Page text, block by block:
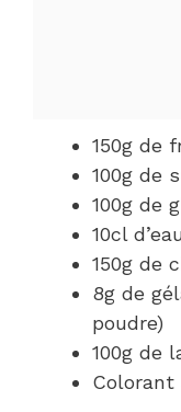
150g de
100g de
100g de
10cl
150g de
8g de
poudre)
100g de
Colorant